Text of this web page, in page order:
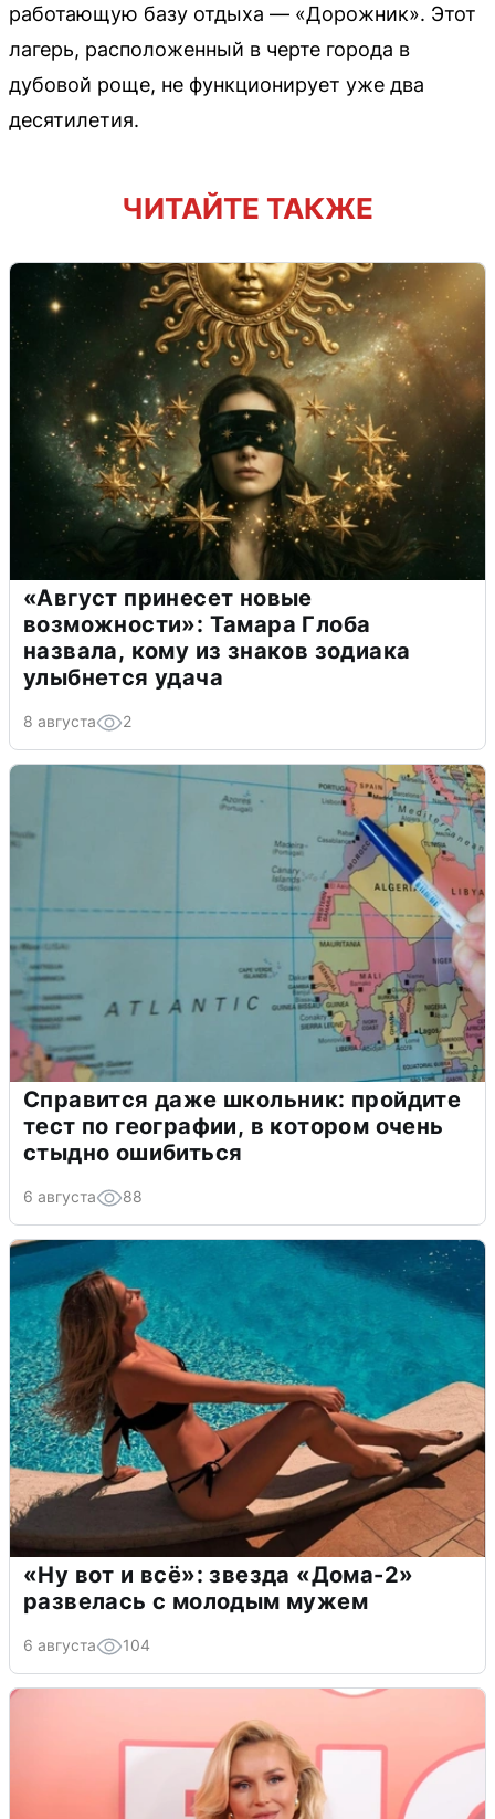
работающую базу отдыха — «Дорожник». Этот
лагерь, расположенный в черте города в
дубовой роще, не функционирует уже два
десятилетия.
ЧИТАЙТЕ ТАКЖЕ
«Август принесет новые
возможности»: Тамара Глоба
назвала, кому из знаков зодиака
улыбнется удача
8 августа 2
Справится даже школьник: пройдите
тест по географии, в котором очень
стыдно ошибиться
6 августа 88
«Ну вот и всё»: звезда «Дома-2»
развелась с молодым мужем
6 августа 104